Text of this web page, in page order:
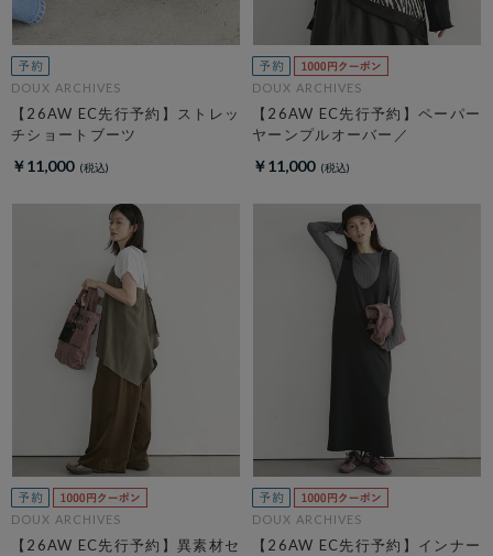
DOUX ARCHIVES
【26AW EC先行予約】ストレッ
チショートブーツ
￥11,000
DOUX ARCHIVES
【26AW EC先行予約】ペーパー
ヤーンプルオーバー／
￥11,000
DOUX ARCHIVES
【26AW EC先行予約】異素材セ
DOUX ARCHIVES
【26AW EC先行予約】インナー